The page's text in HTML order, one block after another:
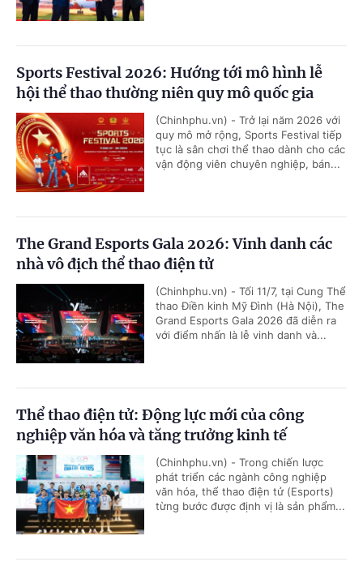
Sports Festival 2026: Hướng tới mô hình lễ
hội thể thao thường niên quy mô quốc gia
(Chinhphu.vn) - Trở lại năm 2026 với
quy mô mở rộng, Sports Festival tiếp
tục là sân chơi thể thao dành cho các
vận động viên chuyên nghiệp, bán...
The Grand Esports Gala 2026: Vinh danh các
nhà vô địch thể thao điện tử
(Chinhphu.vn) - Tối 11/7, tại Cung Thể
thao Điền kinh Mỹ Đình (Hà Nội), The
Grand Esports Gala 2026 đã diễn ra
với điểm nhấn là lễ vinh danh và...
Thể thao điện tử: Động lực mới của công
nghiệp văn hóa và tăng trưởng kinh tế
(Chinhphu.vn) - Trong chiến lược
phát triển các ngành công nghiệp
văn hóa, thể thao điện tử (Esports)
từng bước được định vị là sản phẩm...